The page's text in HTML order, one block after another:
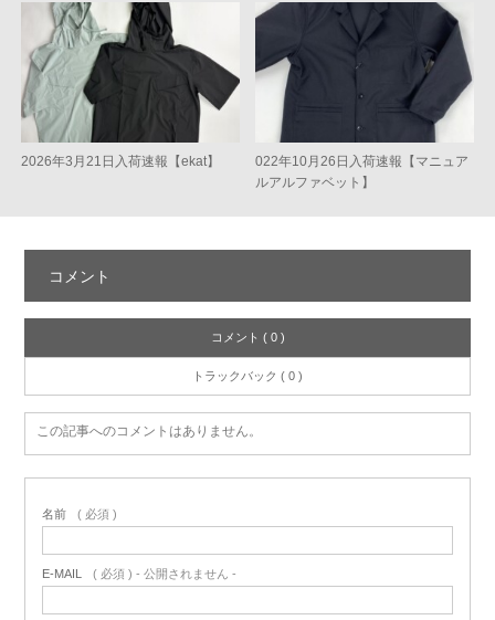
2026年3月21日入荷速報【ekat】
022年10月26日入荷速報【マニュア
ルアルファベット】
コメント
コメント ( 0 )
トラックバック ( 0 )
この記事へのコメントはありません。
名前 ( 必須 )
E-MAIL ( 必須 ) - 公開されません -